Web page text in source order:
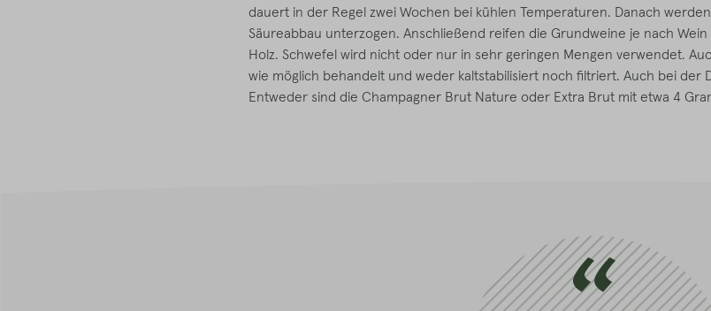
dauert in der Regel zwei Wochen bei kühlen Temperaturen. Danach
Säureabbau unterzogen. Anschließend reifen die Grundweine je nach
Holz. Schwefel wird nicht oder nur in sehr geringen Mengen verwendet.
wie möglich behandelt und weder kaltstabilisiert noch filtriert. Auch bei der
Entweder sind die Champagner Brut Nature oder Extra Brut mit etwa 4